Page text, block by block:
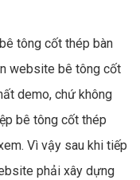
tông cốt thép bàn
website bê tông cốt
demo, chứ không
bê tông cốt thép
Vì vậy sau khi tiếp
phải xây dựng